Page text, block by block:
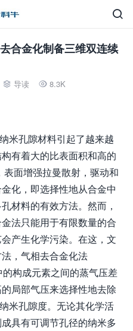

合金化制备三维双连续
 导读  8.3K
米孔隙材料引起了越来越
有着大的比表面积和高的
面增强拉曼散射，驱动和
化，即选择性地从合金中
材料的有效方法。然而，
法只能用于有限数量的合
产生化学污染。在这，文
，气相去合金化法
的构成元素之间的蒸气压差
局部气压来选择性地去除
米孔隙度。无论其化学活
具有可调节孔径的纳米多